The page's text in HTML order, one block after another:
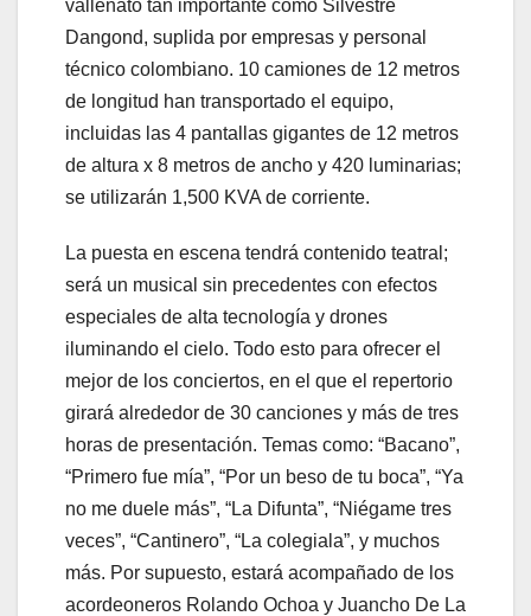
vallenato tan importante como Silvestre
Dangond, suplida por empresas y personal
técnico colombiano. 10 camiones de 12 metros
de longitud han transportado el equipo,
incluidas las 4 pantallas gigantes de 12 metros
de altura x 8 metros de ancho y 420 luminarias;
se utilizarán 1,500 KVA de corriente.
La puesta en escena tendrá contenido teatral;
será un musical sin precedentes con efectos
especiales de alta tecnología y drones
iluminando el cielo. Todo esto para ofrecer el
mejor de los conciertos, en el que el repertorio
girará alrededor de 30 canciones y más de tres
horas de presentación. Temas como: “Bacano”,
“Primero fue mía”, “Por un beso de tu boca”, “Ya
no me duele más”, “La Difunta”, “Niégame tres
veces”, “Cantinero”, “La colegiala”, y muchos
más. Por supuesto, estará acompañado de los
acordeoneros Rolando Ochoa y Juancho De La